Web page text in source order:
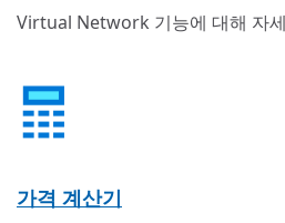
Virtual Network 기능에 대해 자
가격 계산기